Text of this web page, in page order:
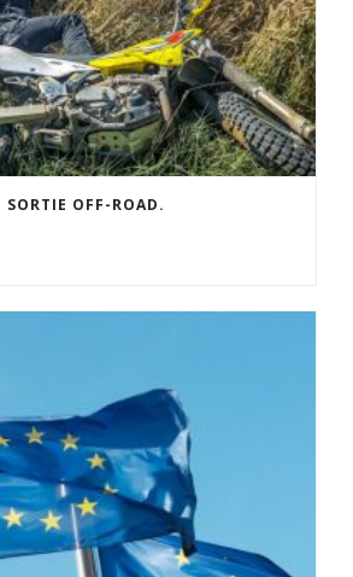
SORTIE OFF-ROAD.